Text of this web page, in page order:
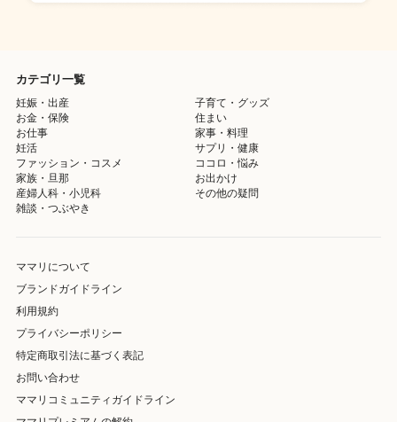
カテゴリ一覧
妊娠・出産
子育て・グッズ
お金・保険
住まい
お仕事
家事・料理
妊活
サプリ・健康
ファッション・コスメ
ココロ・悩み
家族・旦那
お出かけ
産婦人科・小児科
その他の疑問
雑談・つぶやき
ママリについて
ブランドガイドライン
利用規約
プライバシーポリシー
特定商取引法に基づく表記
お問い合わせ
ママリコミュニティガイドライン